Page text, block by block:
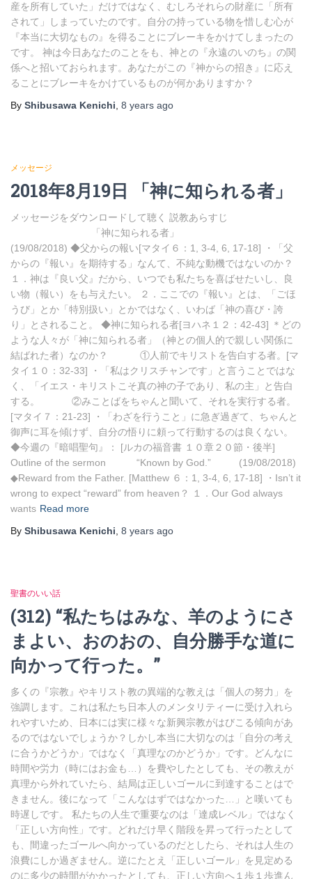
産を所有していた」だけではなく、むしろそれらの財産に「所有
されて」しまっていたのです。自分の持っている物を惜しむ心が
『本当に大切なもの』を得ることにブレーキをかけてしまったの
です。 神は今日あなたのことをも、神との『永遠のいのち』の関
係へと招いておられます。あなたがこの『神からの招き』に応え
ることにブレーキをかけているものが何かありますか？
By Shibusawa Kenichi 8 years ago
メッセージ
2018年8月19日 「神に知られる者」
メッセージをダウンロードして聴く 説教あらすじ
「神に知られる者」
(19/08/2018) ◆父からの報い[マタイ６：1, 3-4, 6, 17-18] ・「父
からの『報い』を期待する」なんて、不純な動機ではないのか？
１．神は『良い父』だから、いつでも私たちを喜ばせたいし、良
い物（報い）をも与えたい。 ２．ここでの『報い』とは、「ごほ
うび」とか「特別扱い」とかではなく、いわば「神の喜び・誇
り」とされること。 ◆神に知られる者[ヨハネ１２：42-43] ＊どの
ような人々が「神に知られる者」（神との個人的で親しい関係に
結ばれた者）なのか？ ①人前でキリストを告白する者。[マ
タイ１０：32-33] ・「私はクリスチャンです」と言うことではな
く、「イエス・キリストこそ真の神の子であり、私の主」と告白
する。 ②みことばをちゃんと聞いて、それを実行する者。
[マタイ７：21-23] ・「わざを行うこと」に急ぎ過ぎて、ちゃんと
御声に耳を傾けず、自分の悟りに頼って行動するのは良くない。
◆今週の『暗唱聖句』： [ルカの福音書 １０章２０節・後半]
Outline of the sermon “Known by God.” (19/08/2018)
◆Reward from the Father. [Matthew ６：1, 3-4, 6, 17-18] ・Isn’t it
wrong to expect “reward” from heaven？ １．Our God always
wants Read more
By Shibusawa Kenichi 8 years ago
聖書のいい話
(312) “私たちはみな、羊のようにさ
まよい、おのおの、自分勝手な道に
向かって行った。”
多くの『宗教』やキリスト教の異端的な教えは「個人の努力」を
強調します。これは私たち日本人のメンタリティーに受け入れら
れやすいため、日本には実に様々な新興宗教がはびこる傾向があ
るのではないでしょうか？しかし本当に大切なのは「自分の考え
に合うかどうか」ではなく「真理なのかどうか」です。どんなに
時間や労力（時にはお金も…）を費やしたとしても、その教えが
真理から外れていたら、結局は正しいゴールに到達することはで
きません。後になって「こんなはずではなかった…」と嘆いても
時遅しです。 私たちの人生で重要なのは「達成レベル」ではなく
「正しい方向性」です。どれだけ早く階段を昇って行ったとして
も、間違ったゴールへ向かっているのだとしたら、それは人生の
浪費にしか過ぎません。逆にたとえ「正しいゴール」を見定める
のに多少の時間がかかったとしても、正しい方向へ１歩１歩進ん